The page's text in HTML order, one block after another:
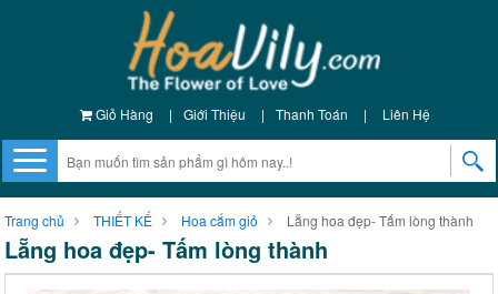
Giỏ Hàng | Giới Thiệu | Thanh Toán | Liên Hệ
Trang chủ THIẾT KẾ Hoa cắm giỏ Lẵng hoa đẹp- Tấm lòng thành
Lẵng hoa đẹp- Tấm lòng thành